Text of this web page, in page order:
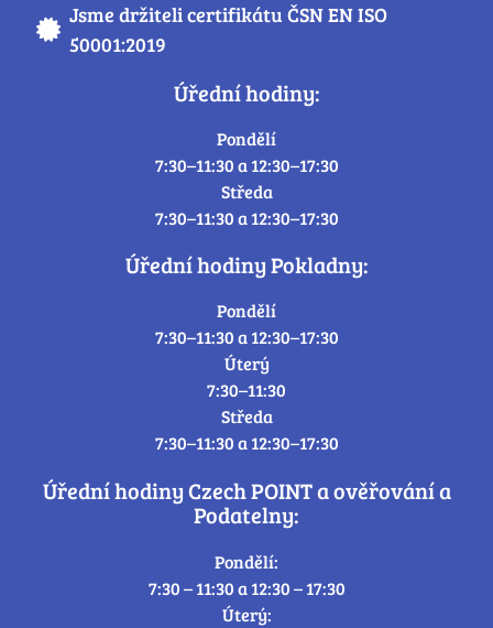
Jsme držiteli certifikátu ČSN EN ISO
50001:2019
Úřední hodiny:
Pondělí
7:30–11:30 a 12:30–17:30
Středa
7:30–11:30 a 12:30–17:30
Úřední hodiny Pokladny:
Pondělí
7:30–11:30 a 12:30–17:30
Úterý
7:30–11:30
Středa
7:30–11:30 a 12:30–17:30
Úřední hodiny Czech POINT a ověřování a
Podatelny:
Pondělí:
7:30 – 11:30 a 12:30 – 17:30
Úterý: